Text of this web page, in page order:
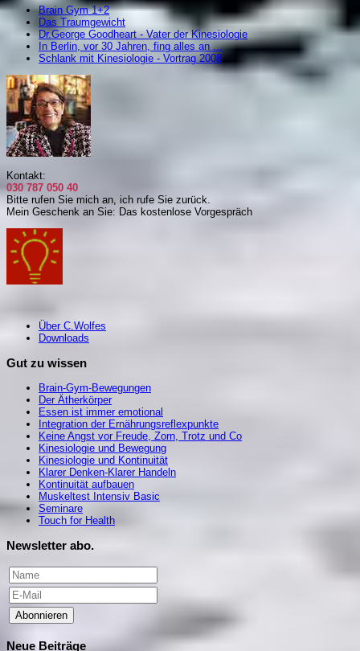
Brain Gym 1+2
Das Traumgewicht
Dr.George Goodheart - Vater der Kinesiologie
In Berlin, vor 30 Jahren, fing alles an ...
Schlank mit Kinesiologie - Vortrag 2008
Kontakt:
030 787 050 40
Bitte rufen Sie mich an, ich rufe Sie zurück.
Mein Geschenk an Sie: Das kostenlose Vorgespräch
Über C.Wolfes
Downloads
Gut zu wissen
Brain-Gym-Bewegungen
Der Ätherkörper
Essen ist immer emotional
Integration der Ernährungsreflexpunkte
Keine Angst vor Freude, Zorn, Trotz und Co
Kinesiologie und Bewegung
Kinesiologie und Kontinuität
Klarer Denken-Klarer Handeln
Kontinuität aufbauen
Muskeltest Intensiv Basic
Seminare
Touch for Health
Newsletter abo.
Abonnieren
Neue Beiträge